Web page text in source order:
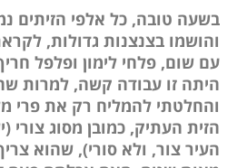
בשעה טובה, כל אלפי הזיתים
והושמו בצנצנות גדולות,
עם שום, פלחי לימון ופלפל
היתה זו עבודה קשה, למרות
והחלטתי להמליח רק את פרי
הזית העתיק, כמובן מסוג צורי
העיר צור, ולא סורי), שהוא